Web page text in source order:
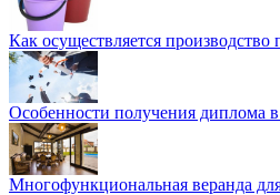
Как осуществляется
Особенности получения диплома
Многофункциональная веранда